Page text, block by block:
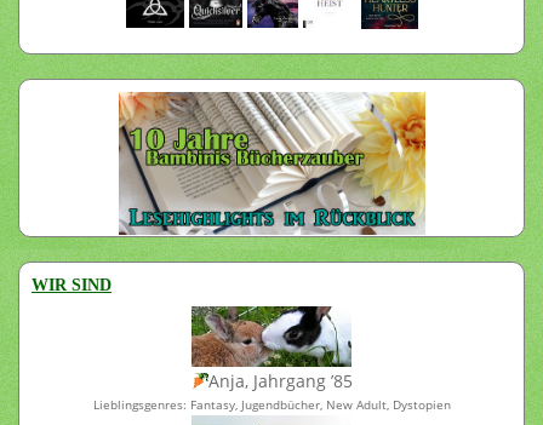
WIR SIND
Anja, Jahrgang ’85
Lieblingsgenres: Fantasy, Jugendbücher, New Adult, Dystopien